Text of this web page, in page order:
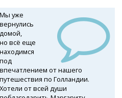
Мы уже
вернулись
домой,
но всё еще
находимся
под
впечатлением от нашего
путешествия по Голландии.
Хотели от всей души